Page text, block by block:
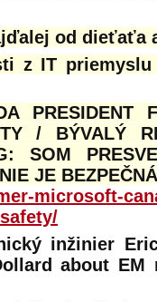
od dieťaťa
z IT
/ BÝVALÝ
SOM
JE
microsoft-
inžinier
about EM